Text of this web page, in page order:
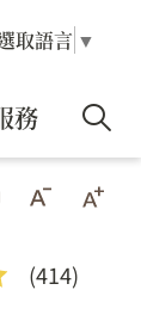
取語言 ▼
務
(414)